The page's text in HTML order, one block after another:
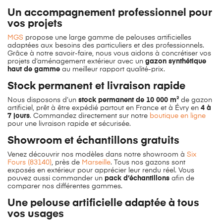
Un accompagnement professionnel pour
vos projets
MGS propose une large gamme de pelouses artificielles
adaptées aux besoins des particuliers et des professionnels.
Grâce à notre savoir-faire, nous vous aidons à concrétiser vos
projets d’aménagement extérieur avec un gazon synthétique
haut de gamme au meilleur rapport qualité-prix.
Stock permanent et livraison rapide
Nous disposons d’un stock permanent de 10 000 m² de gazon
artificiel, prêt à être expédié partout en France et à Évry en 4 à
7 jours. Commandez directement sur notre boutique en ligne
pour une livraison rapide et sécurisée.
Showroom et échantillons gratuits
Venez découvrir nos modèles dans notre showroom à Six
Fours (83140) , près de Marseille. Tous nos gazons sont
exposés en extérieur pour apprécier leur rendu réel. Vous
pouvez aussi commander un pack d’échantillons afin de
comparer nos différentes gammes.
Une pelouse artificielle adaptée à tous
vos usages